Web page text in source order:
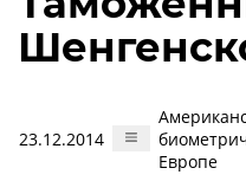
23.12.2014
Европе